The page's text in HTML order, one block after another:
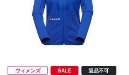
ウィメンズ SALE 返品不可